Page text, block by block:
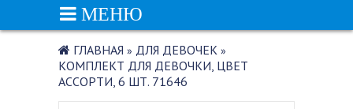
МЕНЮ
ГЛАВНАЯ » ДЛЯ ДЕВОЧЕК »
КОМПЛЕКТ ДЛЯ ДЕВОЧКИ, ЦВЕТ
АССОРТИ, 6 ШТ. 71646